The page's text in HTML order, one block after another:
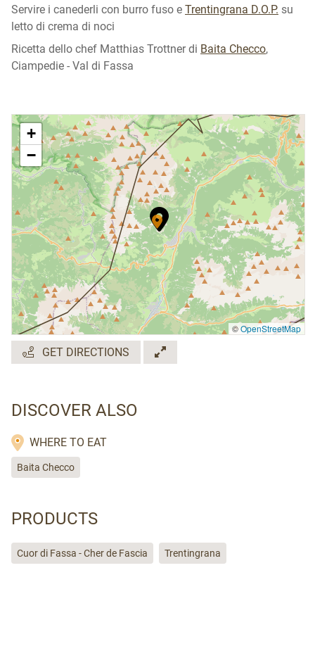
Servire i canederli con burro fuso e Trentingrana D.O.P. su
letto di crema di noci
Ricetta dello chef Matthias Trottner di Baita Checco,
Ciampedie - Val di Fassa
+
−
©OpenStreetMap
GET DIRECTIONS
DISCOVER ALSO
WHERE TO EAT
Baita Checco
PRODUCTS
Cuor di Fassa - Cher de Fascia Trentingrana